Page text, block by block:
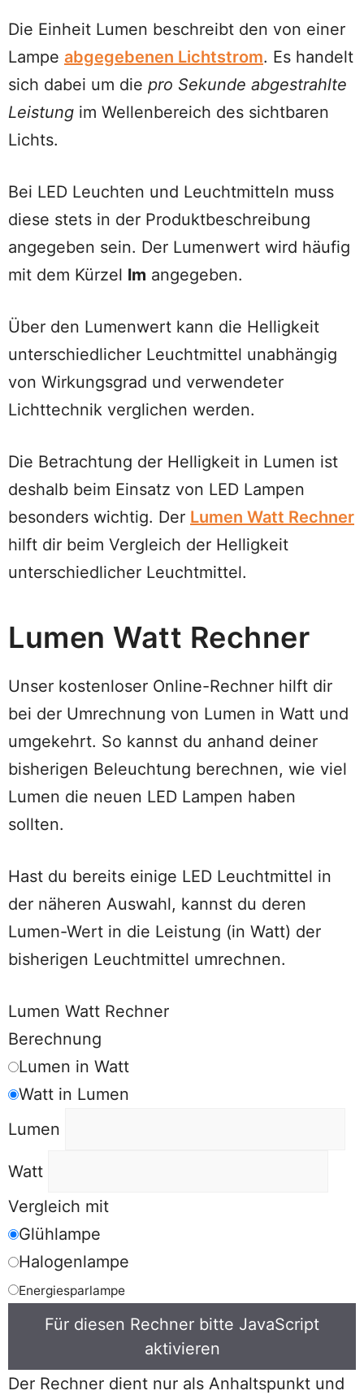
Die Einheit Lumen beschreibt den von einer
Lampe abgegebenen Lichtstrom. Es handelt
sich dabei um die pro Sekunde abgestrahlte
Leistung im Wellenbereich des sichtbaren
Lichts.
Bei LED Leuchten und Leuchtmitteln muss
diese stets in der Produktbeschreibung
angegeben sein. Der Lumenwert wird häufig
mit dem Kürzel lm angegeben.
Über den Lumenwert kann die Helligkeit
unterschiedlicher Leuchtmittel unabhängig
von Wirkungsgrad und verwendeter
Lichttechnik verglichen werden.
Die Betrachtung der Helligkeit in Lumen ist
deshalb beim Einsatz von LED Lampen
besonders wichtig. Der Lumen Watt Rechner
hilft dir beim Vergleich der Helligkeit
unterschiedlicher Leuchtmittel.
Lumen Watt Rechner
Unser kostenloser Online-Rechner hilft dir
bei der Umrechnung von Lumen in Watt und
umgekehrt. So kannst du anhand deiner
bisherigen Beleuchtung berechnen, wie viel
Lumen die neuen LED Lampen haben
sollten.
Hast du bereits einige LED Leuchtmittel in
der näheren Auswahl, kannst du deren
Lumen-Wert in die Leistung (in Watt) der
bisherigen Leuchtmittel umrechnen.
Lumen Watt Rechner
Berechnung
Lumen in Watt
Watt in Lumen
Lumen
Watt
Vergleich mit
Glühlampe
Halogenlampe
Energiesparlampe
Für diesen Rechner bitte JavaScript
aktivieren
Der Rechner dient nur als Anhaltspunkt und